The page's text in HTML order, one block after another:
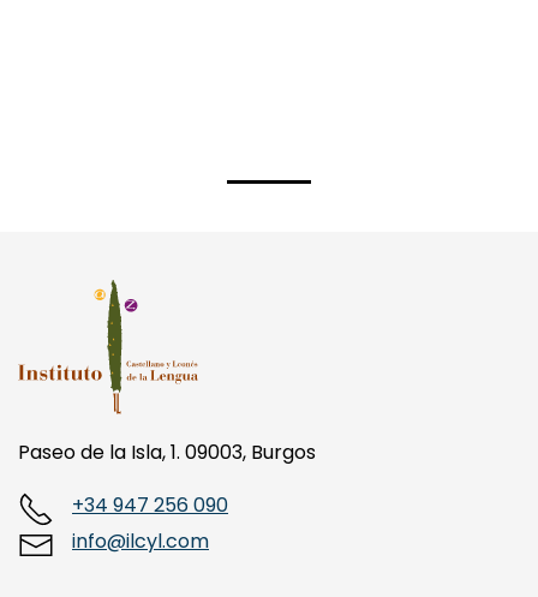
Paseo de la Isla, 1. 09003, Burgos
+34 947 256 090
info@ilcyl.com